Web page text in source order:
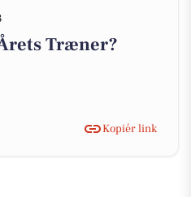
Træner?
Kopiér link